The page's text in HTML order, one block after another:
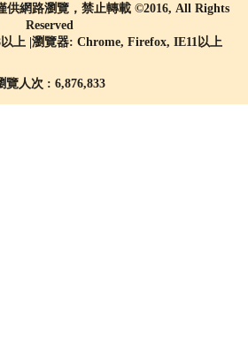
供網路瀏覽，禁止轉載 ©2016, All Rights
Reserved
上 |瀏覽器: Chrome, Firefox, IE11以上
覽人次 : 6,876,833